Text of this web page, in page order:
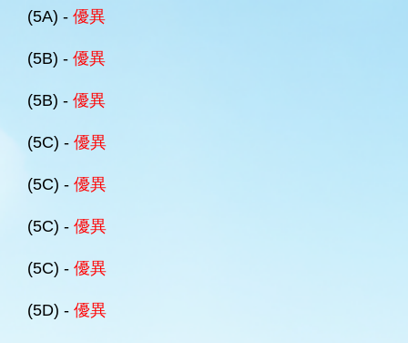
(5A) - 優異
(5B) - 優異
(5B) - 優異
(5C) - 優異
(5C) - 優異
(5C) - 優異
(5C) - 優異
(5D) - 優異